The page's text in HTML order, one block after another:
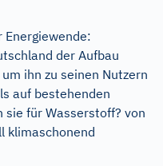
der Aufbau
ihn zu seinen Nutzern
auf bestehenden
sie für Wasserstoff? von
klimaschonend